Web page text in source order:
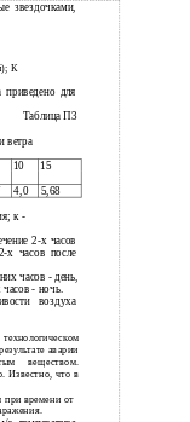
звездочками,
К
приведено для
Таблица П3
ветра
10 15
4,0 5,68
к -
2-х часов
х часов после
часов - день,
часов - ночь.
воздуха
аварии
веществом.
Известно, что в
при времени от